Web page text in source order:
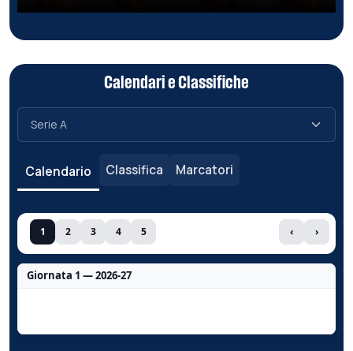
Calendari e Classifiche
Calendario Classifica Marcatori
1 2 3 4 5 ‹ ›
Giornata 1 — 2026-27